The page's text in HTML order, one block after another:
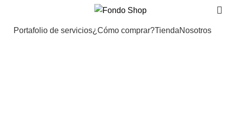
Portafolio de servicios¿Cómo comprar?TiendaNosotros